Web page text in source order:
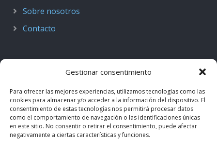
Gestionar consentimiento
Para ofrecer las mejores experiencias, utilizamos tecnologías como las
cookies para almacenar y/o acceder a la información del dispositivo. El
consentimiento de estas tecnologías nos permitirá procesar datos
como el comportamiento de navegación o las identificaciones únicas
en este sitio. No consentir o retirar el consentimiento, puede afectar
negativamente a ciertas características y funciones.
Sobre nosotros
Contacto